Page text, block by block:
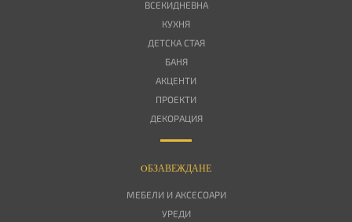
ВСЕКИДНЕВНА
КУХНЯ
ДЕТСКА СТАЯ
БАНЯ
АКЦЕНТИ
ПРОЕКТИ
ДЕКОРАЦИЯ
OБЗАВЕЖДАНЕ
МЕБЕЛИ И АКСЕСОАРИ
УРЕДИ